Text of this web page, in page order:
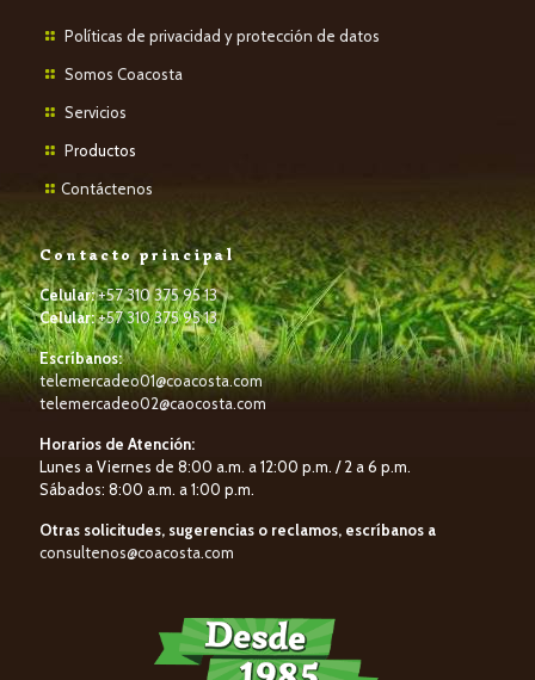
Políticas de privacidad y protección de datos
Somos Coacosta
Servicios
Productos
Contáctenos
Contacto principal
Celular:+57 310 375 95 13
Celular:+57 310 375 95 13
Escríbanos:
telemercadeo01@coacosta.com
telemercadeo02@caocosta.com
Horarios de Atención:
Lunes a Viernes de 8:00 a.m. a 12:00 p.m. / 2 a 6 p.m.
Sábados: 8:00 a.m. a 1:00 p.m.
Otras solicitudes, sugerencias o reclamos, escríbanos a
consultenos@coacosta.com